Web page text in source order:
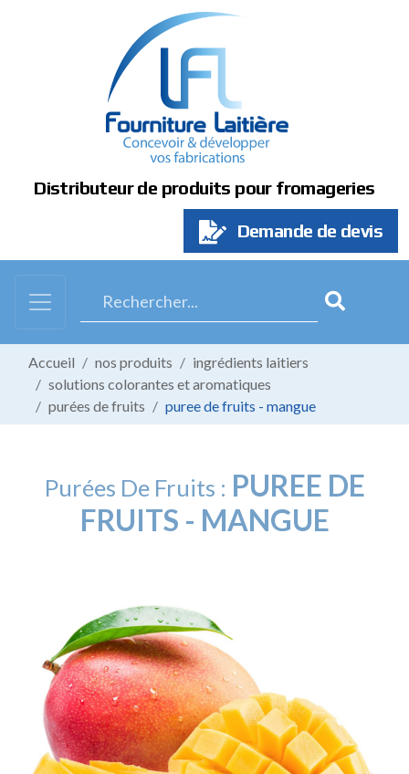
Distributeur de produits pour fromageries
Demande de devis
Accueil nos produits
ingrédients laitiers
solutions colorantes et aromatiques
purées de fruits
puree de fruits - mangue
Purées De Fruits : PUREE DE
FRUITS - MANGUE
Panneau de gestion des cookies